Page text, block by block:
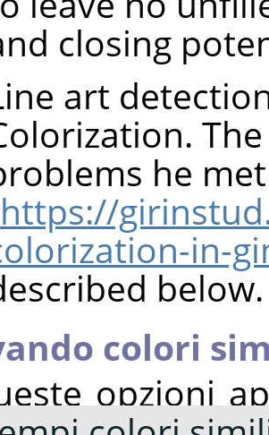
closing
art
he
https://
in-
below.
colori
opzioni